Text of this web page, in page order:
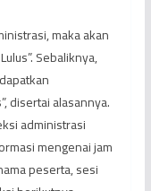
maka akan
Sebaliknya,
disertai alasannya.
administrasi
mengenai jam
peserta, sesi